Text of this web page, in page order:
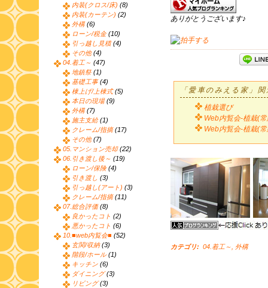
ありがとうございます♪
「愛車のみえる家」
植栽選び
Web内覧会-植栽(
Web内覧会-植栽(
カテゴリ: 04.着工～ 外構
内装(クロス/床) (8)
内装(カーテン) (2)
外構(6)
ローン/税金(10)
引っ越し見積(4)
その他 (4)
04.着工～ (47)
地鎮祭 (1)
基礎工事(4)
棟上げ/上棟式(5)
本日の現場(9)
外構(7)
施主支給(1)
クレーム/指摘(17)
その他 (7)
05.マンション売却(22)
06.引き渡し後～ (19)
ローン/保険(4)
引き渡し (3)
引っ越し(アート) (3)
クレーム/指摘(11)
07.総合評価(8)
良かったコト (2)
悪かったコト (6)
10.■web内覧会■ (52)
玄関/収納(3)
階段/ホール(1)
キッチン (6)
ダイニング(3)
リビング(3)